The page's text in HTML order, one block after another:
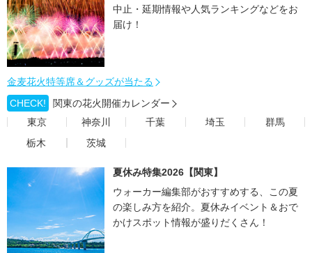
中止・延期情報や人気ランキングなどをお
届け！
金麦花火特等席＆グッズが当たる
CHECK!
関東の花火開催カレンダー
東京
神奈川 千葉 埼玉
群馬
栃木
茨城
夏休み特集2026【関東】
ウォーカー編集部がおすすめする、この夏
の楽しみ方を紹介。夏休みイベント＆おで
かけスポット情報が盛りだくさん！